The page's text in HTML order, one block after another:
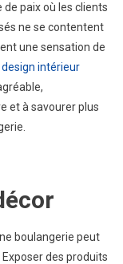
paix où les clients
ne se contentent
une sensation de
design intérieur
et à savourer plus
boulangerie peut
des produits